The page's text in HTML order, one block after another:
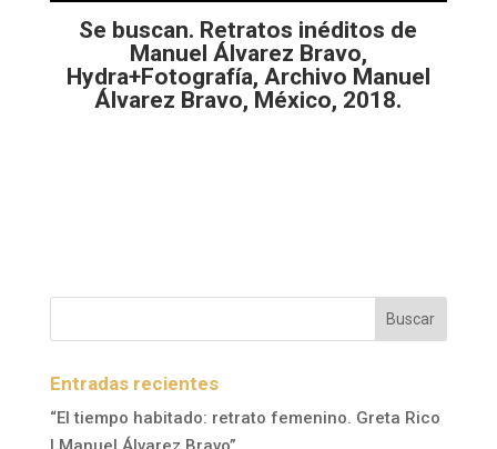
Se buscan. Retratos inéditos de
Manuel Álvarez Bravo,
Hydra+Fotografía, Archivo Manuel
Álvarez Bravo, México, 2018.
Entradas recientes
“El tiempo habitado: retrato femenino. Greta Rico